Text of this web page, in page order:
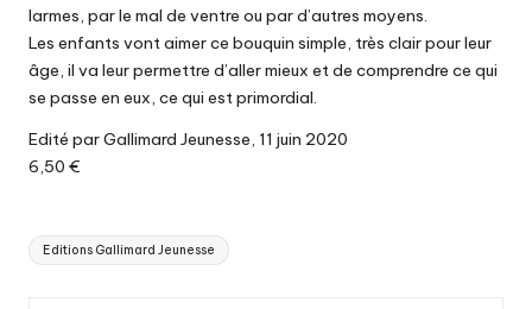
larmes, par le mal de ventre ou par d’autres moyens.
Les enfants vont aimer ce bouquin simple, très clair pour leur
âge, il va leur permettre d’aller mieux et de comprendre ce qui
se passe en eux, ce qui est primordial.
Edité par Gallimard Jeunesse, 11 juin 2020
6,50 €
Tags:
Editions Gallimard Jeunesse